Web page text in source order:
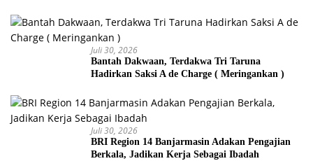
Juli 30, 2026
Bantah Dakwaan, Terdakwa Tri Taruna
Hadirkan Saksi A de Charge ( Meringankan )
Juli 30, 2026
BRI Region 14 Banjarmasin Adakan Pengajian
Berkala, Jadikan Kerja Sebagai Ibadah